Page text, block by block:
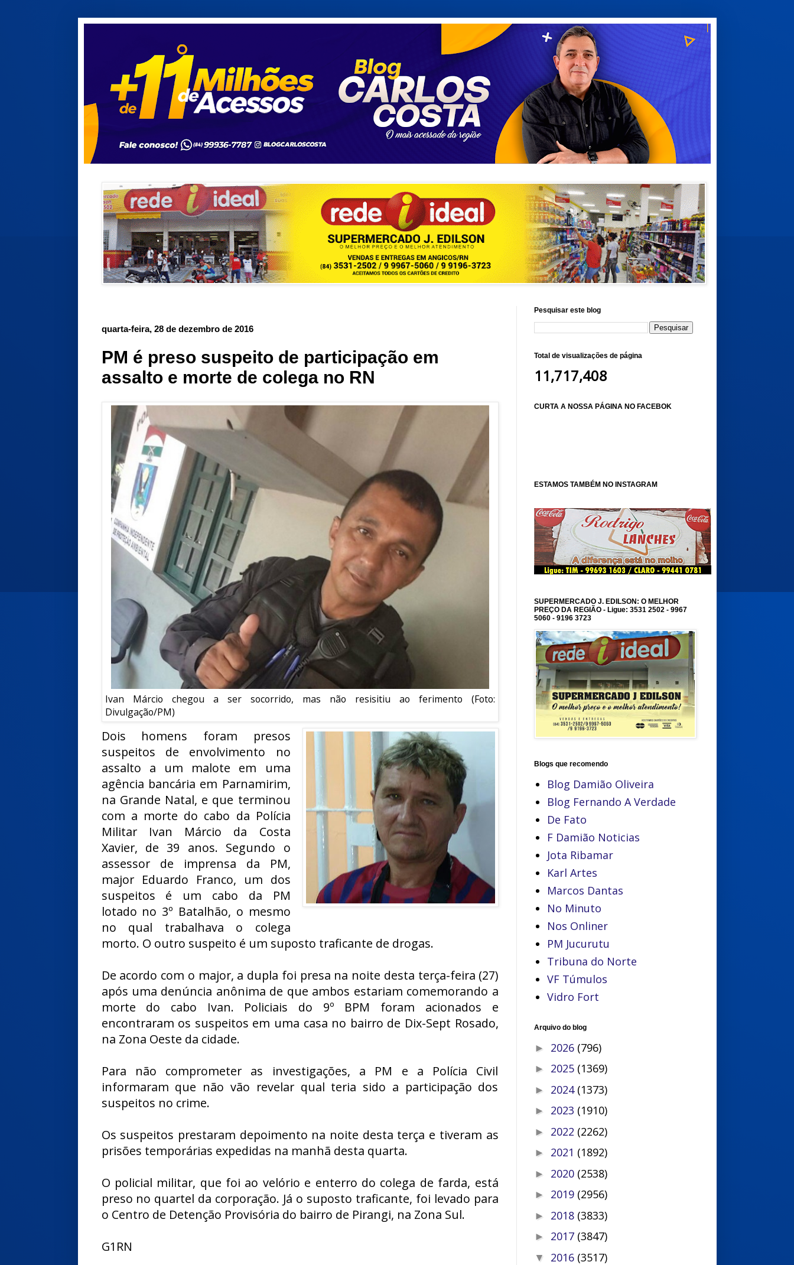
quarta-feira, 28 de dezembro de 2016
PM é preso suspeito de participação em
assalto e morte de colega no RN
Ivan Márcio chegou a ser socorrido, mas não resisitiu ao ferimento (Foto:
Divulgação/PM)
Dois homens foram presos
suspeitos de envolvimento no
assalto a um malote em uma
agência bancária em Parnamirim,
na Grande Natal, e que terminou
com a morte do cabo da Polícia
Militar Ivan Márcio da Costa
Xavier, de 39 anos. Segundo o
assessor de imprensa da PM,
major Eduardo Franco, um dos
suspeitos é um cabo da PM
lotado no 3º Batalhão, o mesmo
no qual trabalhava o colega
morto. O outro suspeito é um suposto traficante de drogas.
De acordo com o major, a dupla foi presa na noite desta terça-feira (27)
após uma denúncia anônima de que ambos estariam comemorando a
morte do cabo Ivan. Policiais do 9º BPM foram acionados e
encontraram os suspeitos em uma casa no bairro de Dix-Sept Rosado,
na Zona Oeste da cidade.
Para não comprometer as investigações, a PM e a Polícia Civil
informaram que não vão revelar qual teria sido a participação dos
suspeitos no crime.
Os suspeitos prestaram depoimento na noite desta terça e tiveram as
prisões temporárias expedidas na manhã desta quarta.
O policial militar, que foi ao velório e enterro do colega de farda, está
preso no quartel da corporação. Já o suposto traficante, foi levado para
o Centro de Detenção Provisória do bairro de Pirangi, na Zona Sul.
G1RN
Pesquisar este blog
Total de visualizações de página
11,717,408
CURTA A NOSSA PÁGINA NO FACEBOK
ESTAMOS TAMBÉM NO INSTAGRAM
SUPERMERCADO J. EDILSON: O MELHOR
PREÇO DA REGIÃO - Ligue: 3531 2502 - 9967
5060 - 9196 3723
Blogs que recomendo
Blog Damião Oliveira
Blog Fernando A Verdade
De Fato
F Damião Noticias
Jota Ribamar
Karl Artes
Marcos Dantas
No Minuto
Nos Onliner
PM Jucurutu
Tribuna do Norte
VF Túmulos
Vidro Fort
Arquivo do blog
► 2026 (796)
► 2025 (1369)
► 2024 (1373)
► 2023 (1910)
► 2022 (2262)
► 2021 (1892)
► 2020 (2538)
► 2019 (2956)
► 2018 (3833)
► 2017 (3847)
▼ 2016 (3517)